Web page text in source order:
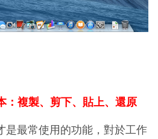
：複製、剪下、貼上、還原
是最常使用的功能，對於工作